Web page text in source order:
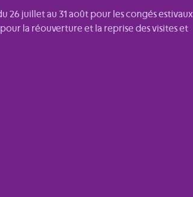
26 juillet au 31 août pour les congés estivaux.
pour la réouverture et la reprise des visites et